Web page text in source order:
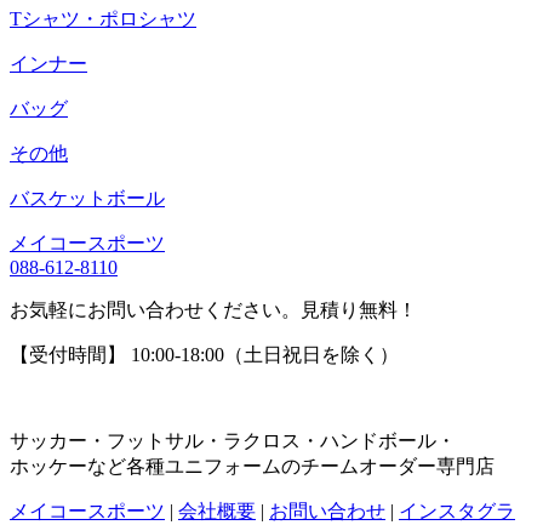
Tシャツ・ポロシャツ
インナー
バッグ
その他
バスケットボール
メイコースポーツ
088-612-8110
お気軽にお問い合わせください。見積り無料！
【受付時間】 10:00-18:00（土日祝日を除く）
サッカー・フットサル・ラクロス・ハンドボール・
ホッケーなど各種ユニフォームのチームオーダー専門店
メイコースポーツ | 会社概要 | お問い合わせ | インスタグラ